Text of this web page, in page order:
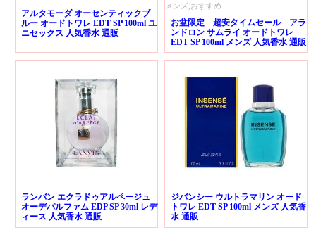
アルタモーダ オーセンティックブ
ルー オードトワレ EDT SP 100ml ユ
ニセックス 人気香水 通販
メンズ,おすすめ
お盆限定 超安タイムセール アラ
ンドロン サムライ オードトワレ
EDT SP 100ml メンズ 人気香水 通販
ランバン エクラドゥアルページュ
オーデパルファム EDP SP 30ml レデ
ィース 人気香水 通販
ジバンシー ウルトラマリン オード
トワレ EDT SP 100ml メンズ 人気香
水 通販